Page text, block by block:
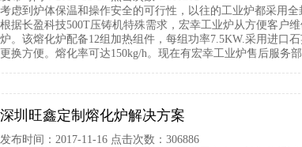
考虑到炉体保温和操作安全的可行性，以往的工业炉都采用
根据长盈科技500T压铸机特殊需求，宏幸工业炉从方便客户
炉。该熔化炉配备12组加热组件，每组功率7.5KW.采用进口
更换方便。熔化率可达150kg/h。现在有宏幸工业炉售后服务
深圳旺鑫定制熔化炉解决方案
发布时间：2017-11-16 点击次数：306886